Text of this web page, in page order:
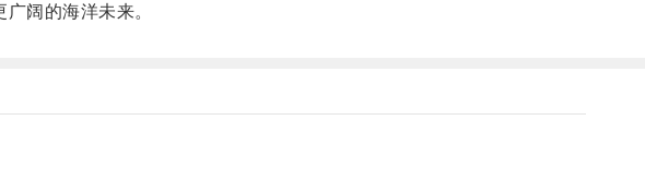
阔的海洋未来。